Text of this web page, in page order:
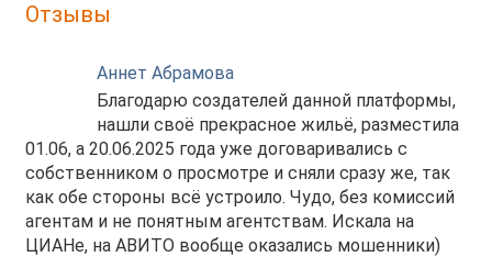
Отзывы
Аннет Абрамова
Благодарю создателей данной платформы,
нашли своё прекрасное жильё, разместила
01.06, а 20.06.2025 года уже договаривались с
собственником о просмотре и сняли сразу же, так
как обе стороны всё устроило. Чудо, без комиссий
агентам и не понятным агентствам. Искала на
ЦИАНе, на АВИТО вообще оказались мошенники)